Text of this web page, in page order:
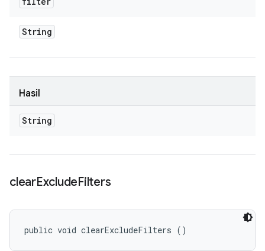
String
Hasil
String
clearExcludeFilters
public void clearExcludeFilters ()